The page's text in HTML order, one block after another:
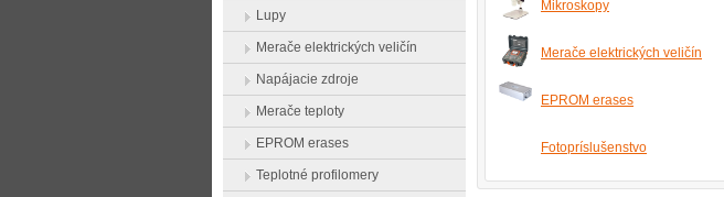
Mikroskopy
Merače elektrických veličín
EPROM erases
Fotopríslušenstvo
Lupy
Merače elektrických veličín
Napájacie zdroje
Merače teploty
EPROM erases
Teplotné profilomery